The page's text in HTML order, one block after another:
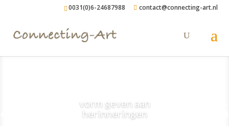
0031(0)6-24687988 contact@connecting-art.nl
vorm geven aan
herinneringen